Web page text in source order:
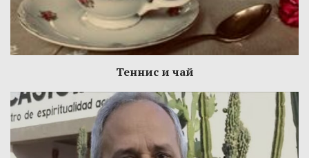
Теннис и чай